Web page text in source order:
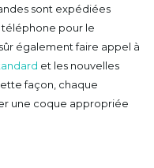
sont expédiées
téléphone pour le
également faire appel à
et les nouvelles
façon, chaque
une coque appropriée